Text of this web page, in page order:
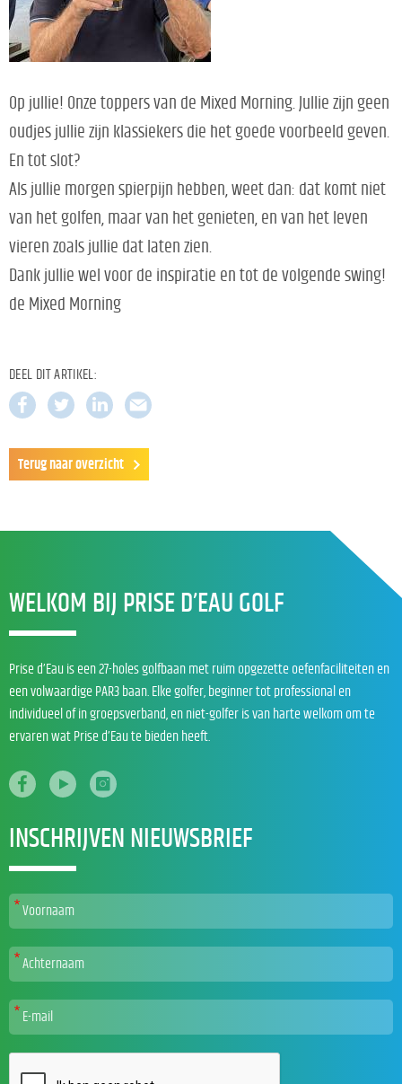
Op jullie! Onze toppers van de Mixed Morning. Jullie zijn geen
oudjes jullie zijn klassiekers die het goede voorbeeld geven.
En tot slot?
Als jullie morgen spierpijn hebben, weet dan: dat komt niet
van het golfen, maar van het genieten, en van het leven
vieren zoals jullie dat laten zien.
Dank jullie wel voor de inspiratie en tot de volgende swing!
de Mixed Morning
DEEL DIT ARTIKEL:
Terug naar overzicht
WELKOM BIJ PRISE D’EAU GOLF
Prise d’Eau is een 27-holes golfbaan met ruim opgezette oefenfaciliteiten en
een volwaardige PAR3 baan. Elke golfer, beginner tot professional en
individueel of in groepsverband, en niet-golfer is van harte welkom om te
ervaren wat Prise d’Eau te bieden heeft.
INSCHRIJVEN NIEUWSBRIEF